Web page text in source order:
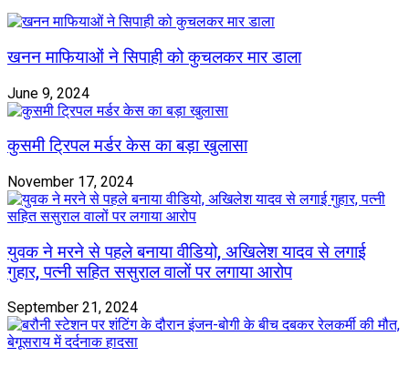
खनन माफियाओं ने सिपाही को कुचलकर मार डाला
June 9, 2024
कुसमी ट्रिपल मर्डर केस का बड़ा खुलासा
November 17, 2024
युवक ने मरने से पहले बनाया वीडियो, अखिलेश यादव से लगाई
गुहार, पत्नी सहित ससुराल वालों पर लगाया आरोप
September 21, 2024